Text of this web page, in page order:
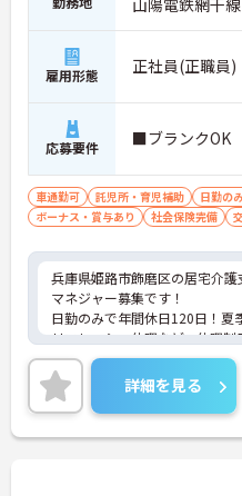
山陽電鉄網干
雇用形態 正社員(正職員)
応募要件 ■ブランクOK
車通勤可 託児所・育児補助 日勤の
ボーナス・賞与あり
社会保険完備
兵庫県姫路市飾磨区の居宅介
マネジャー募集です！
日勤のみで年間休日120日！夏
リフレッシュ休暇など、休暇
資格があればブランクがある
丁寧に行われますのでご安心
ご興味のある方には、面接対
に詳細をお話しいたしますの
さい！
詳細を見る